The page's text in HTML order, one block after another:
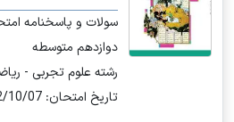
دوازدهم متوسطه
رشته علوم تجربی -
تاریخ امتحان: 1402/10/07